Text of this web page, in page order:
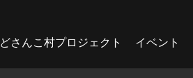
どさんこ村プロジェクト イベント